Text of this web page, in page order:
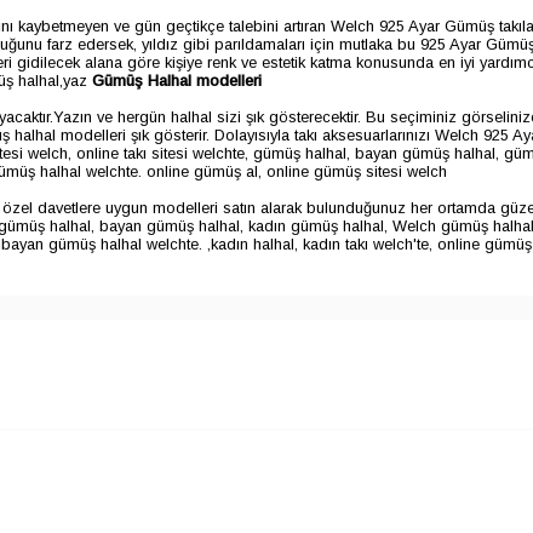
kaybetmeyen ve gün geçtikçe talebini artıran Welch 925 Ayar Gümüş
farz edersek, yıldız gibi parıldamaları için mutlaka bu 925 Ayar
alana göre kişiye renk ve estetik katma konusunda en iyi
halhal,yaz Gümüş Halhal modelleri
ve hergün halhal sizi şık gösterecektir. Bu seçiminiz
halhal modelleri şık gösterir. Dolayısıyla takı aksesuarlarınızı Welch
welch, online takı sitesi welchte, gümüş halhal, bayan gümüş halhal,
halhal welchte. online gümüş al, online gümüş sitesi welch
davetlere uygun modelleri satın alarak bulunduğunuz her ortamda
halhal, bayan gümüş halhal, kadın gümüş halhal, Welch gümüş
gümüş halhal welchte. ,kadın halhal, kadın takı welch'te, online